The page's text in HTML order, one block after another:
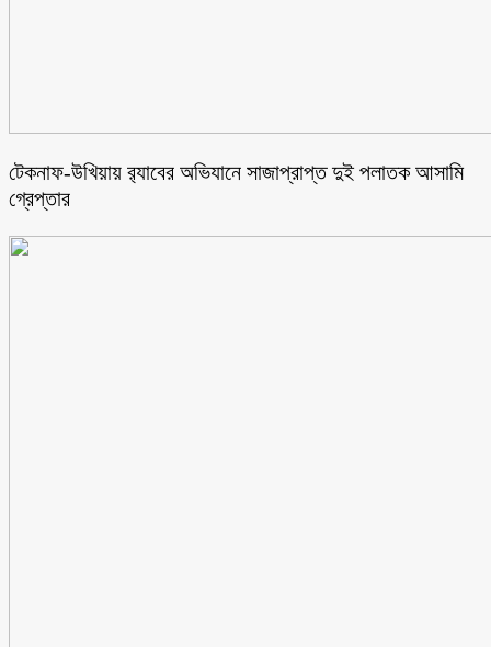
টেকনাফ-উখিয়ায় র‌্যাবের অভিযানে সাজাপ্রাপ্ত দুই পলাতক আসামি
গ্রেপ্তার